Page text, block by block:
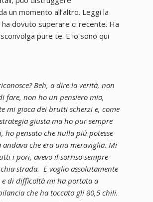
un momento all’altro. Leggi la
dovuto superare ci recente. Ha
pure te. E io sono qui
Beh, a dire la verità, non
fare, non ho un pensiero mio,
mi gioca dei brutti scherzi e, come
giusta ma ho pur sempre
ho pensato che nulla più potesse
che era una meraviglia. Mi
i pori, avevo il sorriso sempre
strada. E voglio assolutamente
e di difficoltà mi ha portata a
che ha toccato gli 80,5 chili.